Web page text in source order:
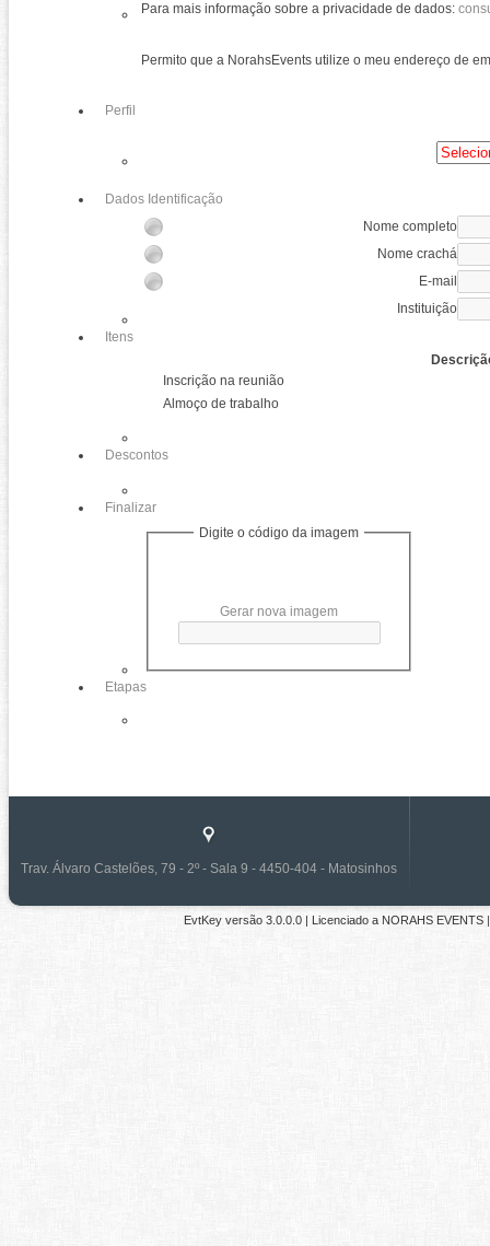
Para mais informação sobre a privacidade de dados:
Permito que a NorahsEvents utilize o meu endereço de
Perfil
Dados Identificação
Nome completo
Nome crachá
E-mail
Instituição
Itens
Inscrição na reunião
Almoço de trabalho
Descontos
Finalizar
Digite o código da imagem
Gerar nova imagem
Etapas
Trav. Álvaro Castelões, 79 - 2º - Sala 9 - 4450-404 - Matosinhos
EvtKey versão 3.0.0.0| Licenciado a NORAHS EVENTS